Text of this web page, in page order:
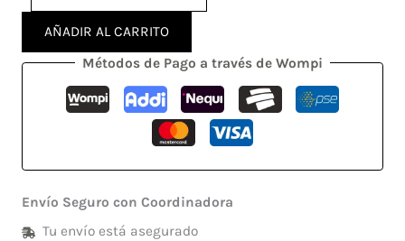
AÑADIR AL CARRITO
Métodos de Pago a través de Wompi
Envío Seguro con Coordinadora
Tu envío está asegurado